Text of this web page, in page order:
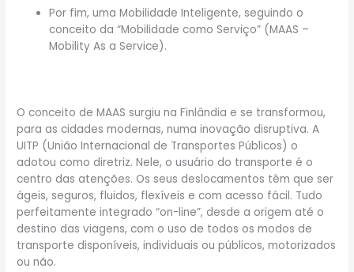
Por fim, uma Mobilidade Inteligente, seguindo o
conceito da “Mobilidade como Serviço” (MAAS –
Mobility As a Service).
O conceito de MAAS surgiu na Finlândia e se transformou,
para as cidades modernas, numa inovação disruptiva. A
UITP (União Internacional de Transportes Públicos) o
adotou como diretriz. Nele, o usuário do transporte é o
centro das atenções. Os seus deslocamentos têm que ser
ágeis, seguros, fluidos, flexíveis e com acesso fácil. Tudo
perfeitamente integrado “on-line”, desde a origem até o
destino das viagens, com o uso de todos os modos de
transporte disponíveis, individuais ou públicos, motorizados
ou não.